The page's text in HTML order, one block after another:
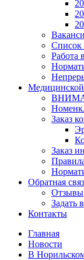
Список
Работа
Заказ
Заказ
Обратная
Отзывы
Задать
Контакты
Главная
Новости
В